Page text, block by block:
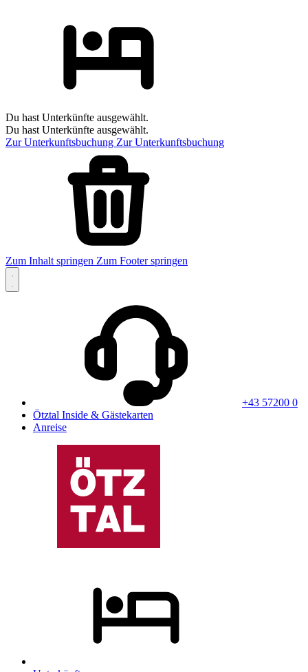
Du hast Unterkünfte ausgewählt.
Du hast Unterkünfte ausgewählt.
Zur Unterkunftsbuchung Zur Unterkunftsbuchung
Zum Inhalt springen Zum Footer springen
+43 57200 0
Ötztal Inside & Gästekarten
Anreise